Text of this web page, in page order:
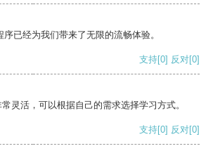
已经为我们带来了无限的流畅体验。
支持[0] 反对[0]
灵活，可以根据自己的需求选择学习方式。
支持[0] 反对[0]